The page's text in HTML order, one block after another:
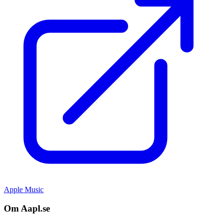
Apple Music
Om Aapl.se